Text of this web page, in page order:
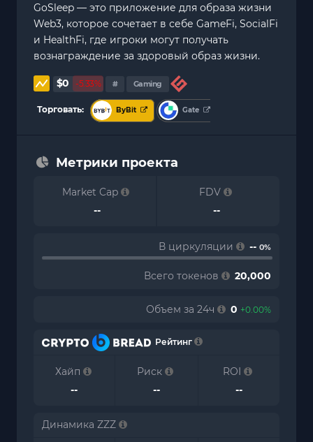
GoSleep — это приложение для образа жизни
Web3, которое сочетает в себе GameFi, SocialFi
и HealthFi, где игроки могут получать
вознаграждение за здоровый образ жизни.
$0 -5.33% # Gaming
Торговать: ByBit Gate
Метрики проекта
Market Cap
--
FDV
--
В циркуляции -- 0%
Всего токенов 20,000
Объем за 24ч 0 +0.00%
Рейтинг
Хайп
--
Риск
--
ROI
--
Динамика ZZZ